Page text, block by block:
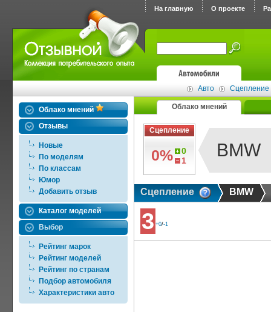
На главную О проекте
Авто Сцепление
Облако мнений
Отзывы
Новые
По моделям
По классам
Юмор
Добавить отзыв
Каталог моделей
Выбор
Рейтинг марок
Рейтинг моделей
Рейтинг по странам
Подбор автомобиля
Характеристики авто
Облако мнений
Сцепление
0%
0
1
BMW
Сцепление BMW
3 +0/-1